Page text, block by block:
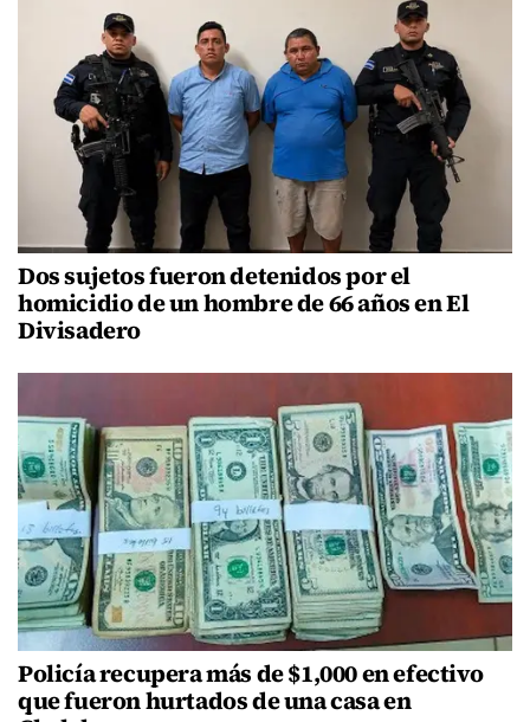
Dos sujetos fueron detenidos por el
homicidio de un hombre de 66 años en El
Divisadero
Policía recupera más de $1,000 en efectivo
que fueron hurtados de una casa en